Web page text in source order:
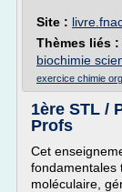
Site :
Thèmes liés :
biochimie
exercice chimie
1ère STL /
Profs
Cet
fondamentales
moléculaire,